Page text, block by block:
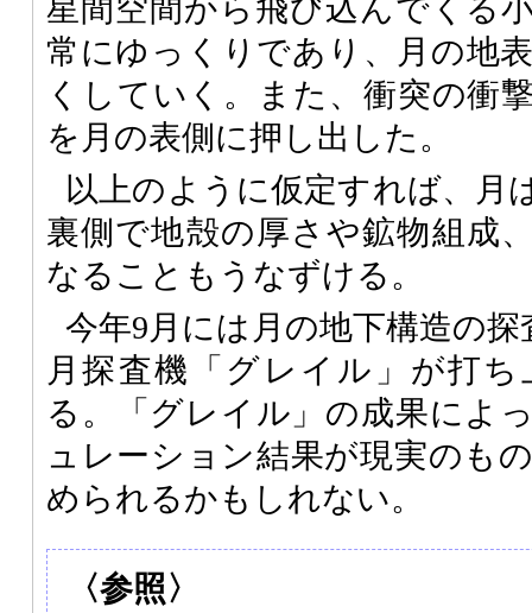
星間空間から飛び込んでくる
常にゆっくりであり、月の地
くしていく。また、衝突の衝
を月の表側に押し出した。
以上のように仮定すれば、月
裏側で地殻の厚さや鉱物組成
なることもうなずける。
今年9月には月の地下構造の
月探査機「グレイル」が打
る。「グレイル」の成果によ
ュレーション結果が現実のも
められるかもしれない。
〈参照〉